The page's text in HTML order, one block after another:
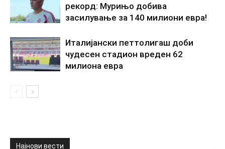
рекорд: Мурињо добива
засилување за 140 милиони евра!
Италијански петтолигаш доби
чудесен стадион вреден 62
милиона евра
Најнови вести